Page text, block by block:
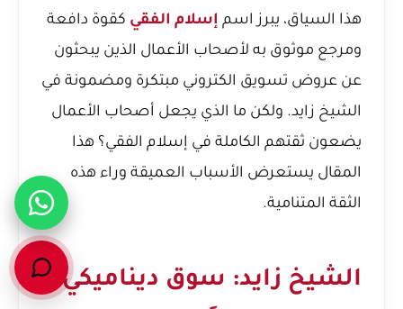
هذا السياق، يبرز اسم إسلام الفقي كقوة دافعة
ومرجع موثوق به لأصحاب الأعمال الذين يبحثون
عن عروض تسويق الكتروني مبتكرة ومضمونة في
الشيخ زايد. ولكن ما الذي يجعل أصحاب الأعمال
يضعون ثقتهم الكاملة في إسلام الفقي؟ هذا
المقال يستعرض الأسباب العميقة وراء هذه
الثقة المتنامية.
الشيخ زايد: سوق ديناميكي